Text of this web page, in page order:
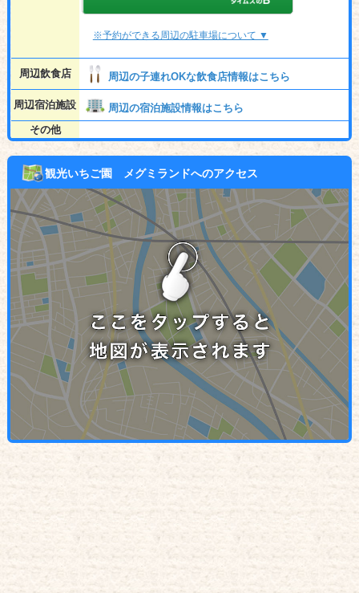
※予約ができる周辺の駐車場について ▼
周辺飲食店 周辺の子連れOKな飲食店情報はこちら
周辺宿泊施設
周辺の宿泊施設情報はこちら
その他
観光いちご園 メグミランドへのアクセス